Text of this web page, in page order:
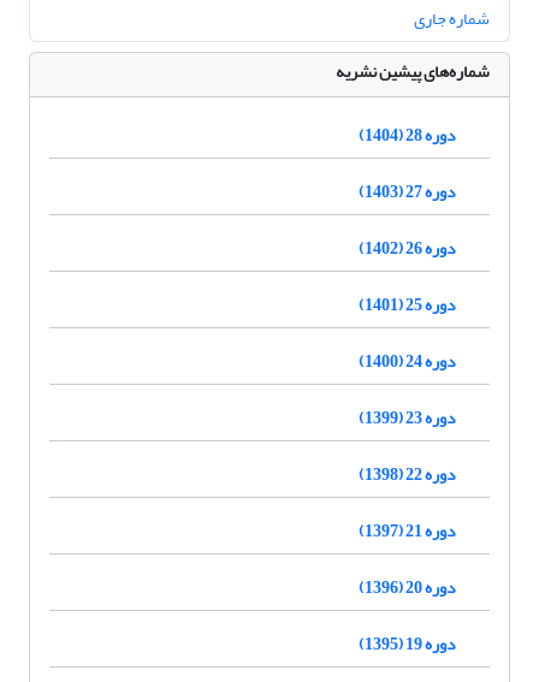
شماره جاری
شماره‌های پیشین نشریه
دوره 28 (1404)
دوره 27 (1403)
دوره 26 (1402)
دوره 25 (1401)
دوره 24 (1400)
دوره 23 (1399)
دوره 22 (1398)
دوره 21 (1397)
دوره 20 (1396)
دوره 19 (1395)